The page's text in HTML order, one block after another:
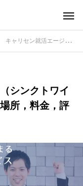
キャリセン就活エージェント（シンクトワイス）の特徴，利用方法，面談場所，料金，評判など徹底解説
シンクトワイ
所，料金，評